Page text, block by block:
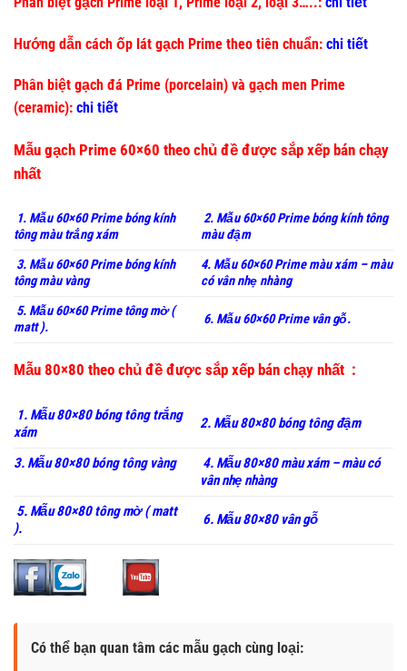
Hướng dẫn cách ốp lát gạch Prime theo tiên chuẩn: chi tiết
Phân biệt gạch đá Prime (porcelain) và gạch men Prime
(ceramic): chi tiết
Mẫu gạch Prime 60×60 theo chủ đề được sắp xếp bán chạy
nhất
1. Mẫu 60×60 Prime bóng kính
tông màu trắng xám
2. Mẫu 60×60 Prime bóng kính tông
màu đậm
3. Mẫu 60×60 Prime bóng kính
tông màu vàng
4. Mẫu 60×60 Prime màu xám – màu
có vân nhẹ nhàng
5. Mẫu 60×60 Prime tông mờ (
matt ).
6. Mẫu 60×60 Prime vân gỗ.
Mẫu 80×80 theo chủ đề được sắp xếp bán chạy nhất :
1. Mẫu 80×80 bóng tông trắng
xám
2. Mẫu 80×80 bóng tông đậm
3. Mẫu 80×80 bóng tông vàng
4. Mẫu 80×80 màu xám – màu có
vân nhẹ nhàng
5. Mẫu 80×80 tông mờ ( matt
).
6. Mẫu 80×80 vân gỗ
Có thể bạn quan tâm các mẫu gạch cùng loại: